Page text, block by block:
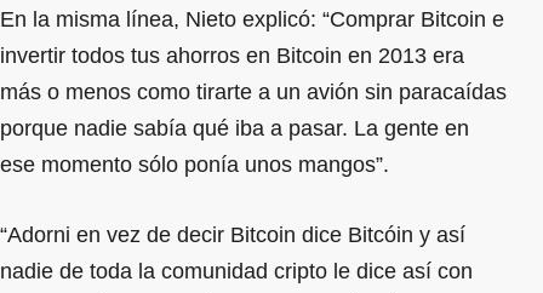
En la misma línea, Nieto explicó: “Comprar Bitcoin e
invertir todos tus ahorros en Bitcoin en 2013 era
más o menos como tirarte a un avión sin paracaídas
porque nadie sabía qué iba a pasar. La gente en
ese momento sólo ponía unos mangos”.
“Adorni en vez de decir Bitcoin dice Bitcóin y así
nadie de toda la comunidad cripto le dice así con